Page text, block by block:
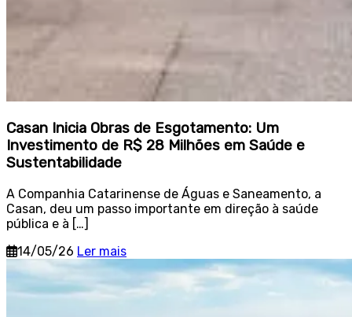
Casan Inicia Obras de Esgotamento: Um
Investimento de R$ 28 Milhões em Saúde e
Sustentabilidade
A Companhia Catarinense de Águas e Saneamento, a
Casan, deu um passo importante em direção à saúde
pública e à […]
14/05/26 Ler mais